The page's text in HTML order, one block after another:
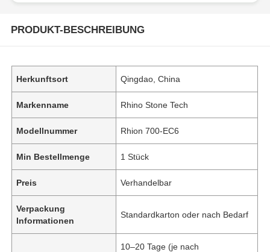
PRODUKT-BESCHREIBUNG
Herkunftsort Qingdao, China
Markenname Rhino Stone Tech
Modellnummer Rhion 700-EC6
Min Bestellmenge 1 Stück
Preis Verhandelbar
Verpackung
Informationen
Standardkarton oder nach Bedarf
10–20 Tage (je nach